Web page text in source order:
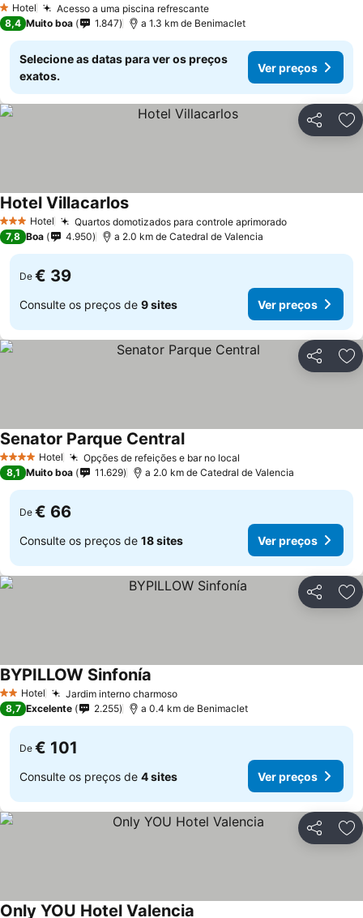
1 Estrelas
Hotel Acesso a uma piscina refrescante
8,4 Muito boa 1.847 a 1.3 km de Benimaclet
Selecione as datas para ver os preços
exatos.
Ver preços
Partilhar
3 EstrelasHotel Quartos domotizados para controle aprimorado
Hotel Villacarlos
7,8 Boa 4.950 a 2.0 km de Catedral de Valencia
De € 39
Consulte os preços de 9 sites Ver preços
Partilhar
4 EstrelasHotel Opções de refeições e bar no local
Senator Parque Central
8,1 Muito boa 11.629 a 2.0 km de Catedral de Valencia
De € 66
Consulte os preços de 18 sites Ver preços
Partilhar
2 Estrelas
Hotel Jardim interno charmoso
BYPILLOW Sinfonía
8,7 Excelente 2.255 a 0.4 km de Benimaclet
De € 101
Consulte os preços de 4 sites Ver preços
Partilhar
Only YOU Hotel Valencia